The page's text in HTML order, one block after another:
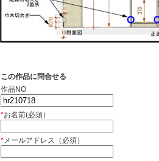
この作品に問合せる
作品NO
*お名前(必須）
*メールアドレス（必須）